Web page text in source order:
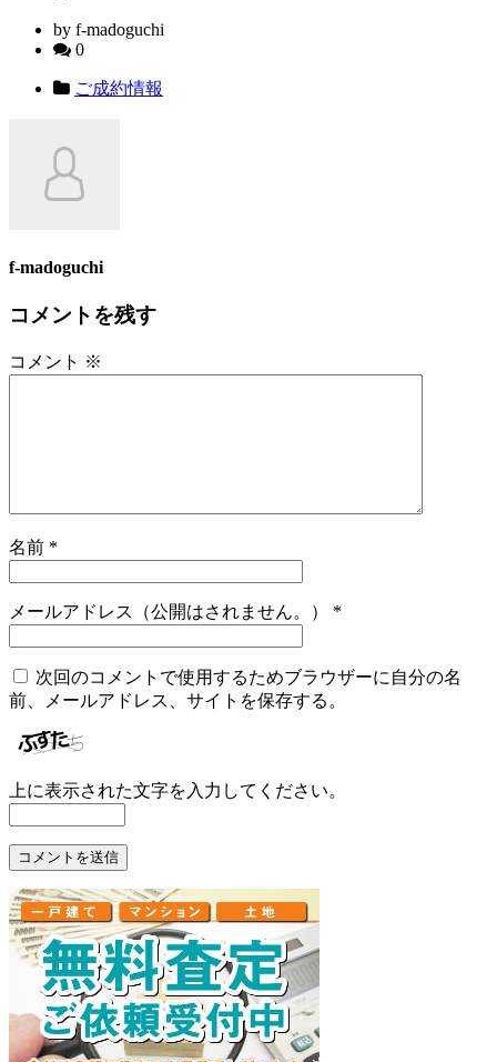
by f-madoguchi
0
ご成約情報
f-madoguchi
コメントを残す
コメント ※
名前 *
メールアドレス（公開はされません。） *
次回のコメントで使用するためブラウザーに自分の名
前、メールアドレス、サイトを保存する。
上に表示された文字を入力してください。